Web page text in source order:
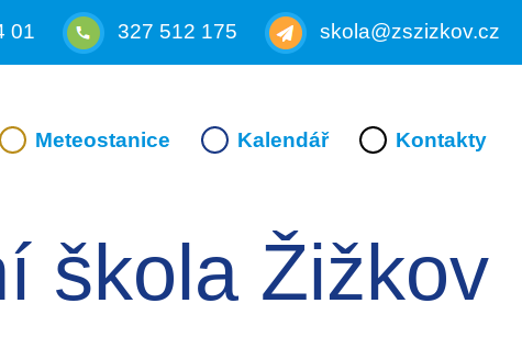
01 327 512 175 skola@zszizkov.cz
Meteostanice Kalendář Kontakty
škola Žižkov